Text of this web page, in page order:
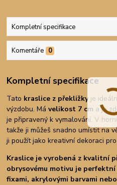
Kompletní specifikace
Komentáře 0
Kompletní specifikace
Tato kraslice z překližky je
výzdobu. Mávelikost 7 cm a je
je připravený k vymalování. V
takže ji můžeš snadno umístit na
ji použít jako kreativní dekoraci
Kraslice je vyrobená z kvalitní
obrysovému motivu je
fixami, akrylovými barvami